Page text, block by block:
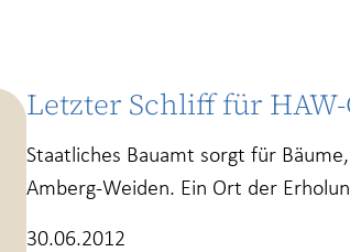
Letzter Schliff für
Staatliches Bauamt sorgt für
Amberg-Weiden. Ein Ort der
30.06.2012